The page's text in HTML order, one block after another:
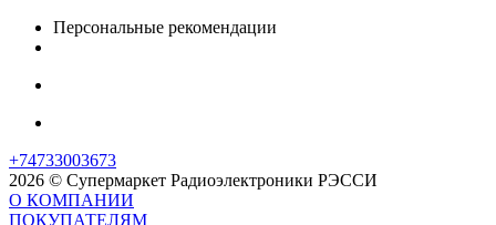
Персональные рекомендации
+74733003673
2026 © Супермаркет Радиоэлектроники РЭССИ
О КОМПАНИИ
ПОКУПАТЕЛЯМ